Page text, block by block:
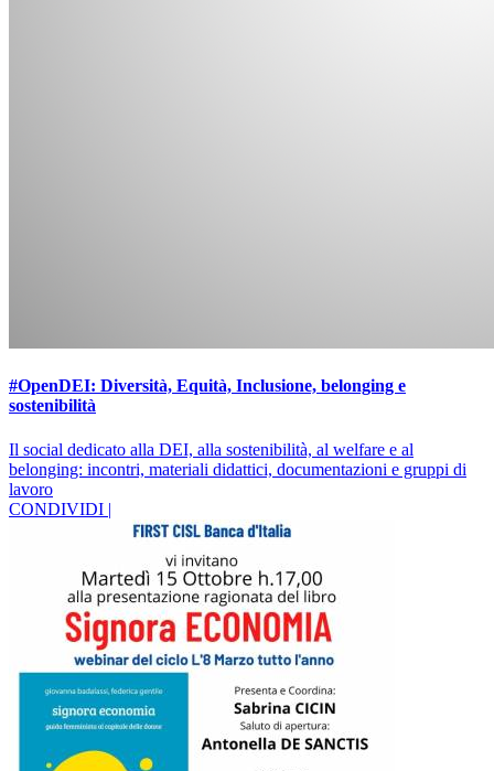
#OpenDEI: Diversità, Equità, Inclusione, belonging e
sostenibilità
Il social dedicato alla DEI, alla sostenibilità, al welfare e al
belonging: incontri, materiali didattici, documentazioni e gruppi di
lavoro
CONDIVIDI |